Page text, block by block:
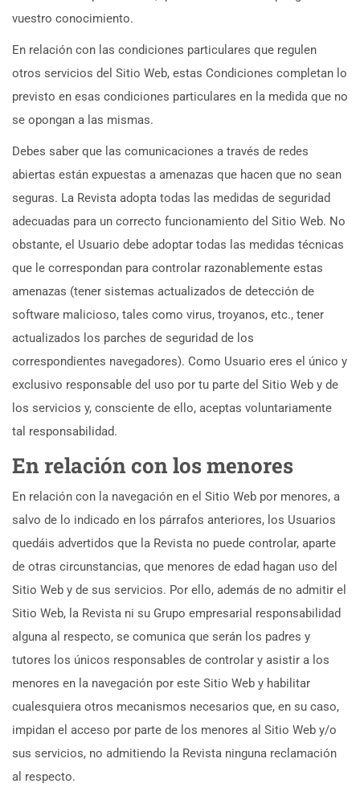
vuestro conocimiento.
En relación con las condiciones particulares que regulen
otros servicios del Sitio Web, estas Condiciones completan lo
previsto en esas condiciones particulares en la medida que no
se opongan a las mismas.
Debes saber que las comunicaciones a través de redes
abiertas están expuestas a amenazas que hacen que no sean
seguras. La Revista adopta todas las medidas de seguridad
adecuadas para un correcto funcionamiento del Sitio Web. No
obstante, el Usuario debe adoptar todas las medidas técnicas
que le correspondan para controlar razonablemente estas
amenazas (tener sistemas actualizados de detección de
software malicioso, tales como virus, troyanos, etc., tener
actualizados los parches de seguridad de los
correspondientes navegadores). Como Usuario eres el único y
exclusivo responsable del uso por tu parte del Sitio Web y de
los servicios y, consciente de ello, aceptas voluntariamente
tal responsabilidad.
En relación con los menores
En relación con la navegación en el Sitio Web por menores, a
salvo de lo indicado en los párrafos anteriores, los Usuarios
quedáis advertidos que la Revista no puede controlar, aparte
de otras circunstancias, que menores de edad hagan uso del
Sitio Web y de sus servicios. Por ello, además de no admitir el
Sitio Web, la Revista ni su Grupo empresarial responsabilidad
alguna al respecto, se comunica que serán los padres y
tutores los únicos responsables de controlar y asistir a los
menores en la navegación por este Sitio Web y habilitar
cualesquiera otros mecanismos necesarios que, en su caso,
impidan el acceso por parte de los menores al Sitio Web y/o
sus servicios, no admitiendo la Revista ninguna reclamación
al respecto.